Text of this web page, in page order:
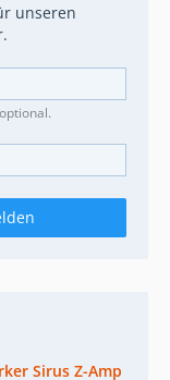
unseren
Sirus Z-Amp